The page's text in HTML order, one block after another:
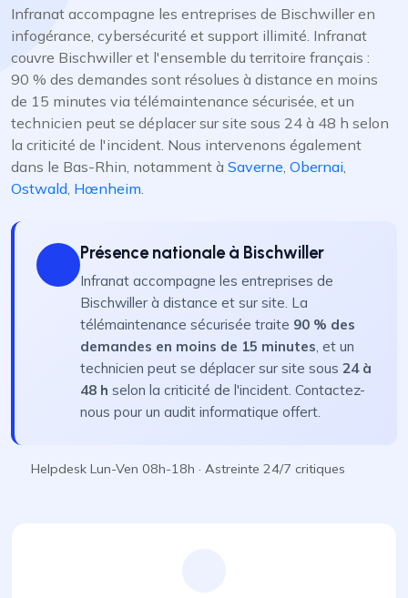
Infranat accompagne les entreprises de Bischwiller en
infogérance, cybersécurité et support illimité. Infranat
couvre Bischwiller et l'ensemble du territoire français :
90 % des demandes sont résolues à distance en moins
de 15 minutes via télémaintenance sécurisée, et un
technicien peut se déplacer sur site sous 24 à 48 h selon
la criticité de l'incident. Nous intervenons également
dans le Bas-Rhin, notamment à Saverne, Obernai,
Ostwald, Hœnheim.
Présence nationale à Bischwiller
Infranat accompagne les entreprises de
Bischwiller à distance et sur site. La
télémaintenance sécurisée traite 90 % des
demandes en moins de 15 minutes, et un
technicien peut se déplacer sur site sous 24 à
48 h selon la criticité de l'incident. Contactez-
nous pour un audit informatique offert.
Helpdesk Lun-Ven 08h-18h · Astreinte 24/7 critiques